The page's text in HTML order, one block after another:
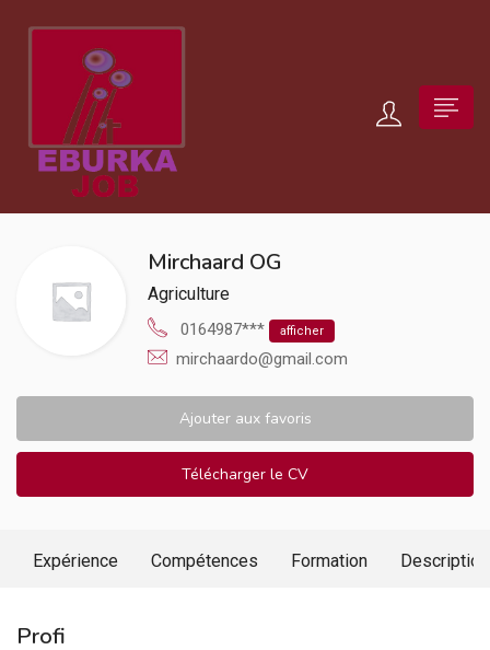
Mirchaard OG
Agriculture
0164987*** afficher
mirchaardo@gmail.com
Ajouter aux favoris
Télécharger le CV
Expérience Compétences Formation Description
Profi